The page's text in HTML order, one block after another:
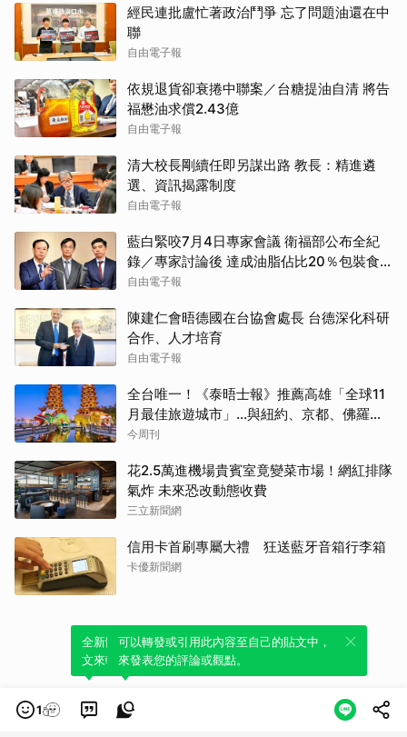
經民連批盧忙著政治鬥爭 忘了問題油還在中
聯
自由電子報
依規退貨卻衰捲中聯案／台糖提油自清 將告
福懋油求償2.43億
自由電子報
清大校長剛續任即另謀出路 教長：精進遴
選、資訊揭露制度
自由電子報
藍白緊咬7月4日專家會議 衛福部公布全紀
錄／專家討論後 達成油脂佔比20％包裝食
品「理論上不具風險」共識
自由電子報
陳建仁會晤德國在台協會處長 台德深化科研
合作、人才培育
自由電子報
全台唯一！《泰晤士報》推薦高雄「全球11
月最佳旅遊城市」…與紐約、京都、佛羅倫
斯共同入榜，理由曝光
今周刊
花2.5萬進機場貴賓室竟變菜市場！網紅排隊
氣炸 未來恐改動態收費
三立新聞網
信用卡首刷專屬大禮 狂送藍牙音箱行李箱
卡優新聞網
1
全新體驗！一鍵引用此內容，透過發布貼
文來輕鬆表達個人立場。
可以轉發或引用此內容至自己的貼文中，
來發表您的評論或觀點。